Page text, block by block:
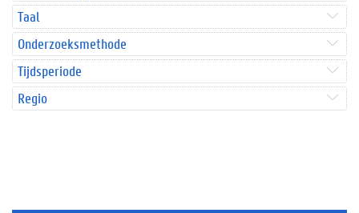
Taal
Onderzoeksmethode
Tijdsperiode
Regio